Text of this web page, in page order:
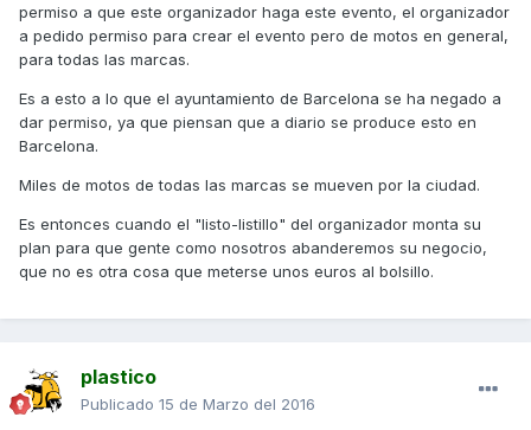
permiso a que este organizador haga este evento, el organizador
a pedido permiso para crear el evento pero de motos en general,
para todas las marcas.
Es a esto a lo que el ayuntamiento de Barcelona se ha negado a
dar permiso, ya que piensan que a diario se produce esto en
Barcelona.
Miles de motos de todas las marcas se mueven por la ciudad.
Es entonces cuando el "listo-listillo" del organizador monta su
plan para que gente como nosotros abanderemos su negocio,
que no es otra cosa que meterse unos euros al bolsillo.
plastico
Publicado 15 de Marzo del 2016